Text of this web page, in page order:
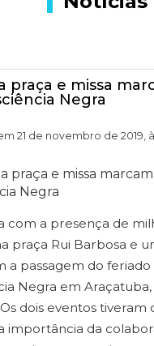
praça e missa
Negra
21 de novembro de 2019,
com a presença de
praça Rui Barbosa e
a passagem do feriado
Negra em
dois eventos tiveram
importância da